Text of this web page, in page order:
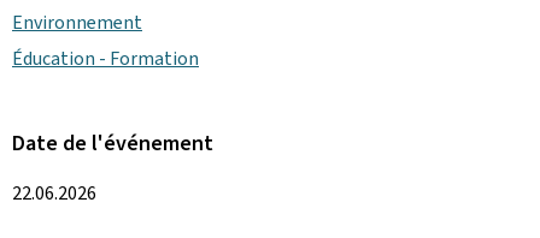
Environnement
Éducation - Formation
Date de l'événement
22.06.2026